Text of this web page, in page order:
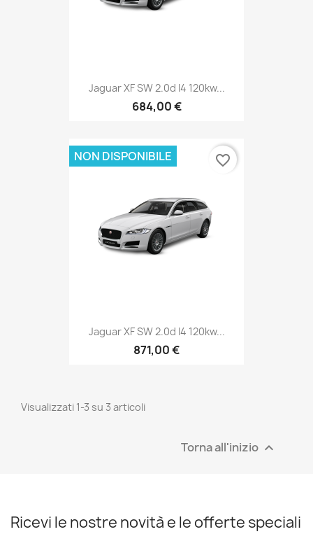
Jaguar XF SW 2.0d I4 120kw...
684,00 €
Jaguar XF SW 2.0d I4 120kw...
871,00 €
NON DISPONIBILE favorite_border
Visualizzati 1-3 su 3 articoli
Torna all'inizio 
Ricevi le nostre novità e le offerte speciali